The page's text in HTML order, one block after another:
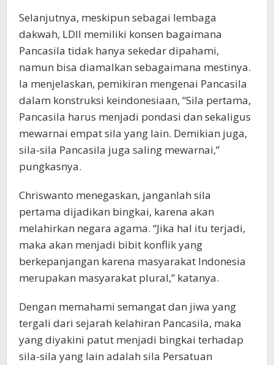
Selanjutnya, meskipun sebagai lembaga
dakwah, LDII memiliki konsen bagaimana
Pancasila tidak hanya sekedar dipahami,
namun bisa diamalkan sebagaimana mestinya.
Ia menjelaskan, pemikiran mengenai Pancasila
dalam konstruksi keindonesiaan, “Sila pertama,
Pancasila harus menjadi pondasi dan sekaligus
mewarnai empat sila yang lain. Demikian juga,
sila-sila Pancasila juga saling mewarnai,”
pungkasnya.
Chriswanto menegaskan, janganlah sila
pertama dijadikan bingkai, karena akan
melahirkan negara agama. “Jika hal itu terjadi,
maka akan menjadi bibit konflik yang
berkepanjangan karena masyarakat Indonesia
merupakan masyarakat plural,” katanya.
Dengan memahami semangat dan jiwa yang
tergali dari sejarah kelahiran Pancasila, maka
yang diyakini patut menjadi bingkai terhadap
sila-sila yang lain adalah sila Persatuan